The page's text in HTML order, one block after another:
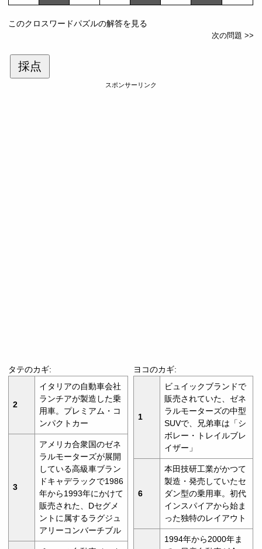
このクロスワードパズルの解答を見る
次の問題 >>
採点
スポンサーリンク
タテのカギ:
2
イタリアの自動車会社
ランチアが製造した乗
用車。プレミアム・コ
ンパクトカー
3
アメリカ合衆国のゼネ
ラルモーターズが展開
している高級車ブラン
ドキャデラックで1986
年から1993年にかけて
販売された、Dセグメ
ントに属するラグジュ
アリーコンバーチブル
ヨコのカギ:
1
ビュイックブランドで
販売されていた、ゼネ
ラルモーターズの中型
SUVで、兄弟車は「シ
ボレー・トレイルブレ
イザー」
6
本田技研工業がかつて
製造・発売していたセ
ダン型の乗用車。初代
インスパイアから始ま
った独特のレイアウト
1994年から2000年ま